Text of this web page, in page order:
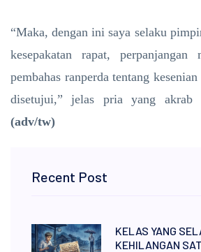
“Maka, dengan ini saya selaku
kesepakatan rapat, perpanjangan
pembahas ranperda tentang
disetujui,” jelas pria yang akrab
(adv/tw)
Recent Post
KELAS YANG
KEHILANGAN